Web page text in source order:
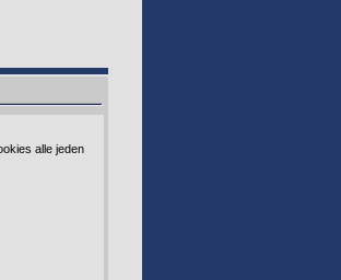
alle jeden